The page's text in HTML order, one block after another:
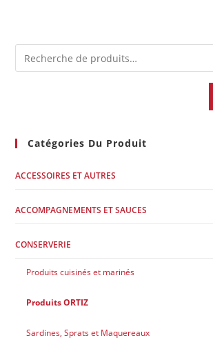
Catégories Du Produit
ACCESSOIRES ET AUTRES
ACCOMPAGNEMENTS ET SAUCES
CONSERVERIE
Produits cuisinés et marinés
Produits ORTIZ
Sardines, Sprats et Maquereaux